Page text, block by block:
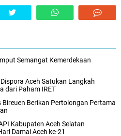
Semangat Kemerdekaan
Aceh Satukan Langkah
dari Paham IRET
Bireuen Berikan Pertolongan Pertama
Kabupaten Aceh Selatan
Damai Aceh ke-21